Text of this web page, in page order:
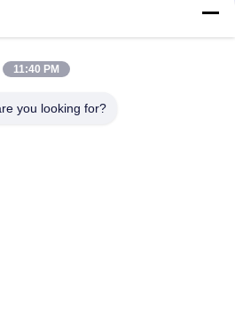
ตต์สลัดอาหารคราฟท์กระดาษชาม
ช้แล้วทิ้งที่แข็งแรงรอบพร้อมฝา PET ที่
11:40 PM
you looking for?